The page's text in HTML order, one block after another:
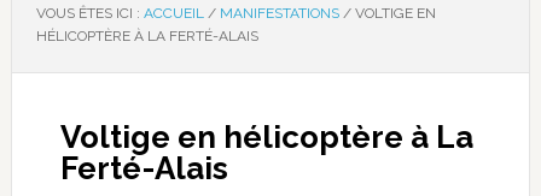
VOUS ÊTES ICI : ACCUEIL / MANIFESTATIONS /VOLTIGE EN
HÉLICOPTÈRE À LA FERTÉ-ALAIS
Voltige en hélicoptère à La
Ferté-Alais